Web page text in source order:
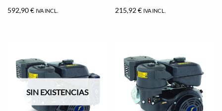
592,90€ IVA INCL. 215,92€ IVA INCL.
SIN EXISTENCIAS